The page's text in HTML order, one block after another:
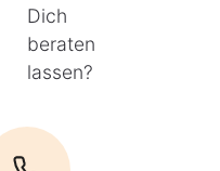
Dich
beraten
lassen?